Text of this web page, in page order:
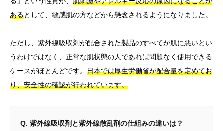
あるとして、敏感肌の方などから懸念されるようになりました。
ただし、紫外線吸収剤が配合された製品のすべてが肌に悪いとい
うわけではなく、正常な肌状態の人であれば問題なく使用できる
ケースがほとんどです。 日本では厚生労働省が配合量を定めてお
り、安全性の確認が行われています。
Q. 紫外線吸収剤と紫外線散乱剤の仕組みの違いは？